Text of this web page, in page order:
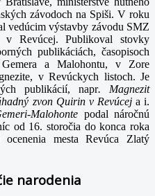
závodoch na Spiši. V roku
vedúcim výstavby závodu SMZ
Revúcej. Publikoval stovky
publikáciách, časopisoch
a Malohontu, v Zore
v Revúckych listoch. Je
publikácií, napr. Magnezit
zvon Quirin v Revúcej a i.
Malohonte podal náročnú
od 16. storočia do konca roka
mesta Revúca Zlatý
narodenia